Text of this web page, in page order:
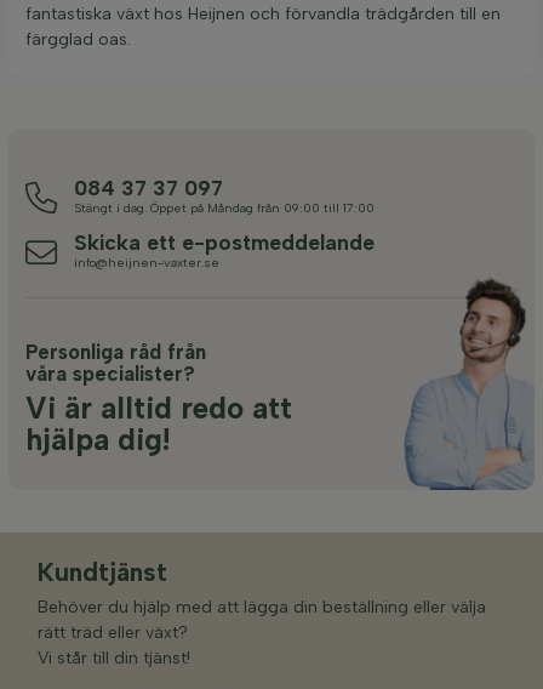
fantastiska växt hos Heijnen och förvandla trädgården till en
färgglad oas.
084 37 37 097
Stängt i dag. Öppet på Måndag från 09:00 till 17:00
Skicka ett e-postmeddelande
info@heijnen-vaxter.se
Personliga råd från
våra specialister?
Vi är alltid redo att
hjälpa dig!
Kundtjänst
Behöver du hjälp med att lägga din beställning eller välja
rätt träd eller växt?
Vi står till din tjänst!